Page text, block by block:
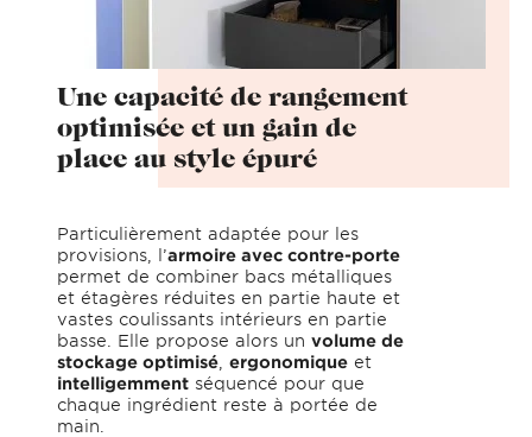
Une capacité de rangement
optimisée et un gain de
place au style épuré
Particulièrement adaptée pour les
provisions, l’armoire avec contre-porte
permet de combiner bacs métalliques
et étagères réduites en partie haute et
vastes coulissants intérieurs en partie
basse. Elle propose alors un volume de
stockage optimisé, ergonomiqueet
intelligemmentséquencé pour que
chaque ingrédient reste à portée de
main.